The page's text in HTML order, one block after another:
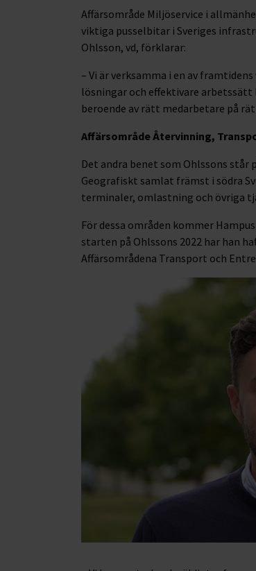
Affärsområde Miljöservice i
viktiga pusselbitar i Sveriges
Ohlsson, vd, förklarar:
– Vi är verksamma i en av
lösningar och effektivare
beroende av rätt medarbetare på
Affärsområde Återvinning,
Det andra benet som Ohlssons står
Geografiskt samlat främst i södra
terminaler, omlastning och övriga
För dessa områden kommer
starten på Ohlssons 2022 har han
Affärsområdena Transport och